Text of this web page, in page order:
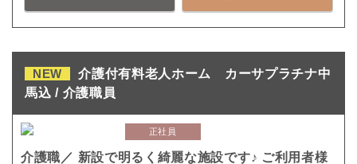
NEW
介護付有料老人ホーム カーサプラチナ中
馬込 / 介護職員
正社員
介護職／ 新設で明るく綺麗な施設です♪ ご利用者様